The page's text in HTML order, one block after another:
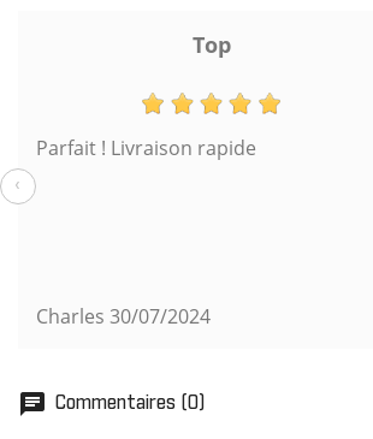
Top
Parfait ! Livraison rapide
Charles 30/07/2024
‹
chat Commentaires (0)